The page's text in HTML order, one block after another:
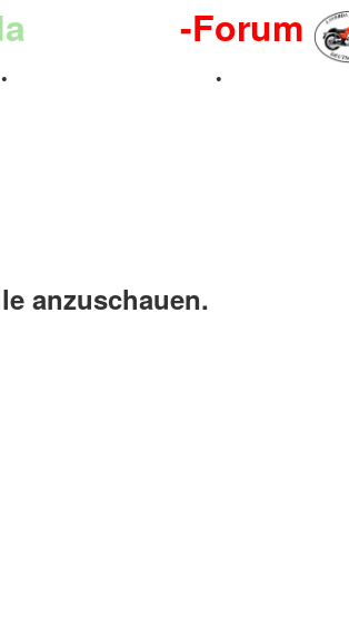
-Forum
• •
anzuschauen.